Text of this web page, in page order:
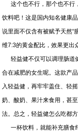
这个也不行，那个也不行
饮料吧！这是国内知名健康
说里面不仅含有被赋予天然“
维7:3的黄金配比，效果更出
轻益健不仅可以调理肠道
合在减肥的女生呢。这款产
入轻益健，再牢牢盖住、轻
奶、酸奶、果汁来食用，甚
法。总之，轻益健怎么吃都
一杯饮料，就能补充膳食